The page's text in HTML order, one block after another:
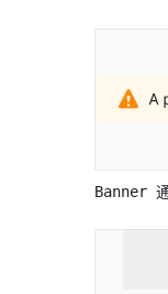
Banner